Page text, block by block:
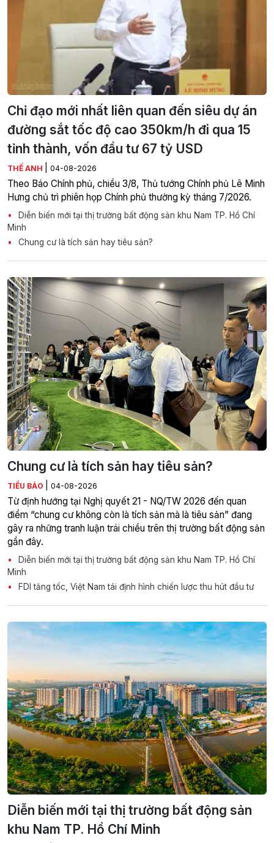
Chỉ đạo mới nhất liên quan đến siêu dự án
đường sắt tốc độ cao 350km/h đi qua 15
tỉnh thành, vốn đầu tư 67 tỷ USD
THẾ ANH 04-08-2026
Theo Báo Chính phủ, chiều 3/8, Thủ tướng Chính phủ Lê Minh
Hưng chủ trì phiên họp Chính phủ thường kỳ tháng 7/2026.
Diễn biến mới tại thị trường bất động sản khu Nam TP. Hồ Chí
Minh
Chung cư là tích sản hay tiêu sản?
Chung cư là tích sản hay tiêu sản?
TIỂU BẢO 04-08-2026
Từ định hướng tại Nghị quyết 21 - NQ/TW 2026 đến quan
điểm “chung cư không còn là tích sản mà là tiêu sản” đang
gây ra những tranh luận trái chiều trên thị trường bất động sản
gần đây.
Diễn biến mới tại thị trường bất động sản khu Nam TP. Hồ Chí
Minh
FDI tăng tốc, Việt Nam tái định hình chiến lược thu hút đầu tư
Diễn biến mới tại thị trường bất động sản
khu Nam TP. Hồ Chí Minh